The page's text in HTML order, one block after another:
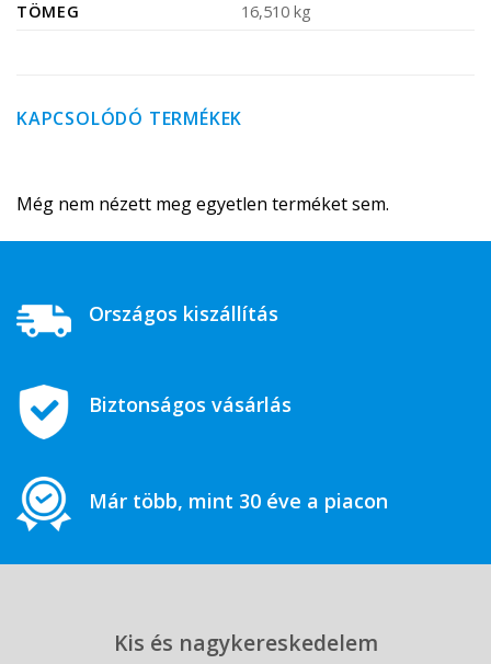
TÖMEG 16,510 kg
KAPCSOLÓDÓ TERMÉKEK
Még nem nézett meg egyetlen terméket sem.
Országos kiszállítás
Biztonságos vásárlás
Már több, mint 30 éve a piacon
Kis és nagykereskedelem